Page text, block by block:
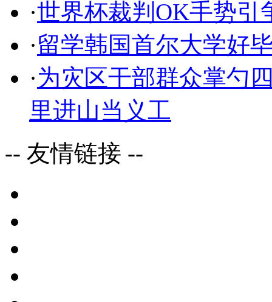
·世界杯裁判OK手势引
·留学韩国首尔大学好
·为灾区干部群众掌勺
里进山当义工
-- 友情链接 --